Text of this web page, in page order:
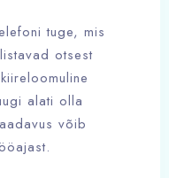
tuge, mis
otsest
alati olla
võib